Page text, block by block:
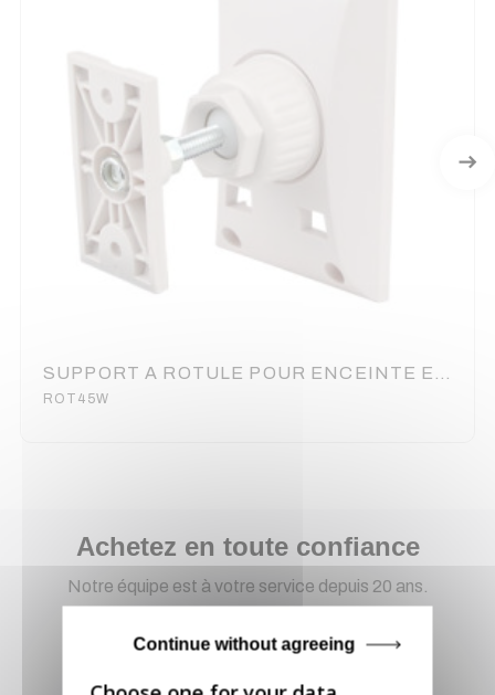
ROT45W
Achetez en toute confiance
Notre équipe est à votre service depuis 20 ans.
Livraison via GLS
Continue without agreeing